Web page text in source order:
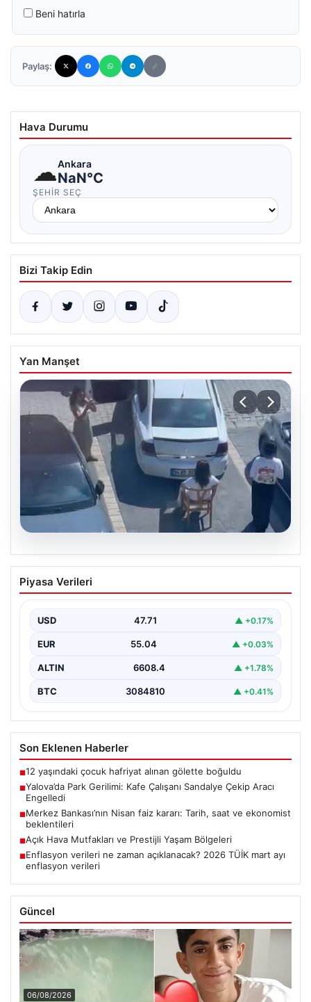
Beni hatırla
Paylaş:
Hava Durumu
☁Ankara
NaN°C
ŞEHIR SEÇ
Bizi Takip Edin
Yan Manşet
05.08.2026
Yalova’da Park Gerilimi: Kafe Çalışanı
Sandalye Çekip Aracı Engelledi
meydana gelen ilginç bir olay, sosyal medyada geniş…
Piyasa Verileri
USD 47.71 ▲ +0.17%
EUR 55.04 ▲ +0.03%
ALTIN 6608.4 ▲ +1.78%
BTC 3084810 ▲ +0.41%
Son Eklenen Haberler
■12 yaşındaki çocuk hafriyat alınan gölette boğuldu
■Yalova’da Park Gerilimi: Kafe Çalışanı Sandalye Çekip Aracı
Engelledi
■Merkez Bankası’nın Nisan faiz kararı: Tarih, saat ve ekonomist
beklentileri
■Açık Hava Mutfakları ve Prestijli Yaşam Bölgeleri
■Enflasyon verileri ne zaman açıklanacak? 2026 TÜİK mart ayı
enflasyon verileri
Güncel
06/08/2026